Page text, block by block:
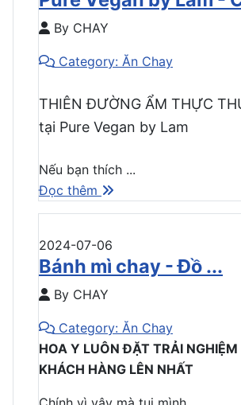
By CHAY
Category: Ăn Chay
THIÊN ĐƯỜNG ẨM THỰC
tại Pure Vegan by Lam
Nếu bạn thích ...
Đọc thêm
2024-07-06
Bánh mì chay - Đồ ...
By CHAY
Category: Ăn Chay
HOA Y LUÔN ĐẶT TRẢI NGHIỆM
KHÁCH HÀNG LÊN NHẤT